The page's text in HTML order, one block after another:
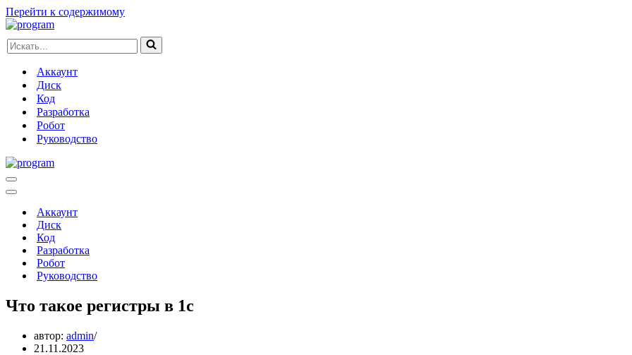
Перейти к содержимому
Искать...
Аккаунт
Диск
Код
Разработка
Робот
Руководство
Меню
навигации
Меню
навигацииАккаунт
Диск
Код
Разработка
Робот
Руководство
Что такое регистры в 1с
автор: admin
21.11.2023